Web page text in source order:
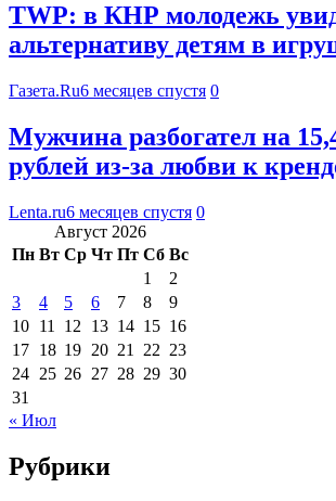
TWP: в КНР молодежь
альтернативу детям в
Газета.Ru6 месяцев спустя 0
Мужчина разбогател на
рублей из-за любви к
Lenta.ru6 месяцев спустя 0
Август 2026
Пн Вт Ср Чт Пт Сб Вс
1
2
3
4 5 6 7 8
9
10 11 12 13 14 15 16
17 18 19 20 21 22 23
24 25 26 27 28 29 30
31
« Июл
Рубрики